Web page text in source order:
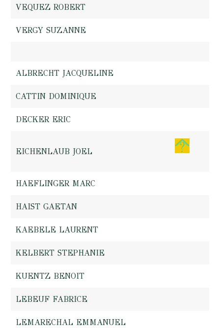
VEQUEZ ROBERT
VERGY SUZANNE
ALBRECHT JACQUELINE
CATTIN DOMINIQUE
DECKER ERIC
EICHENLAUB JOEL
HAEFLINGER MARC
HAIST GAETAN
KAEBELE LAURENT
KELBERT STEPHANIE
KUENTZ BENOIT
LEBEUF FABRICE
LEMARECHAL EMMANUEL